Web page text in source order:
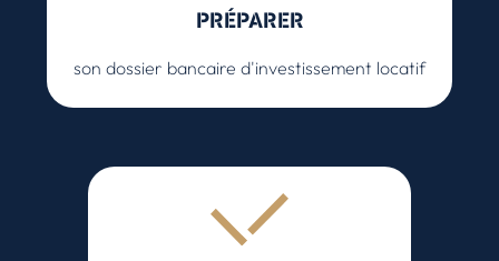
PRÉPARER
son dossier bancaire d'investissement locatif